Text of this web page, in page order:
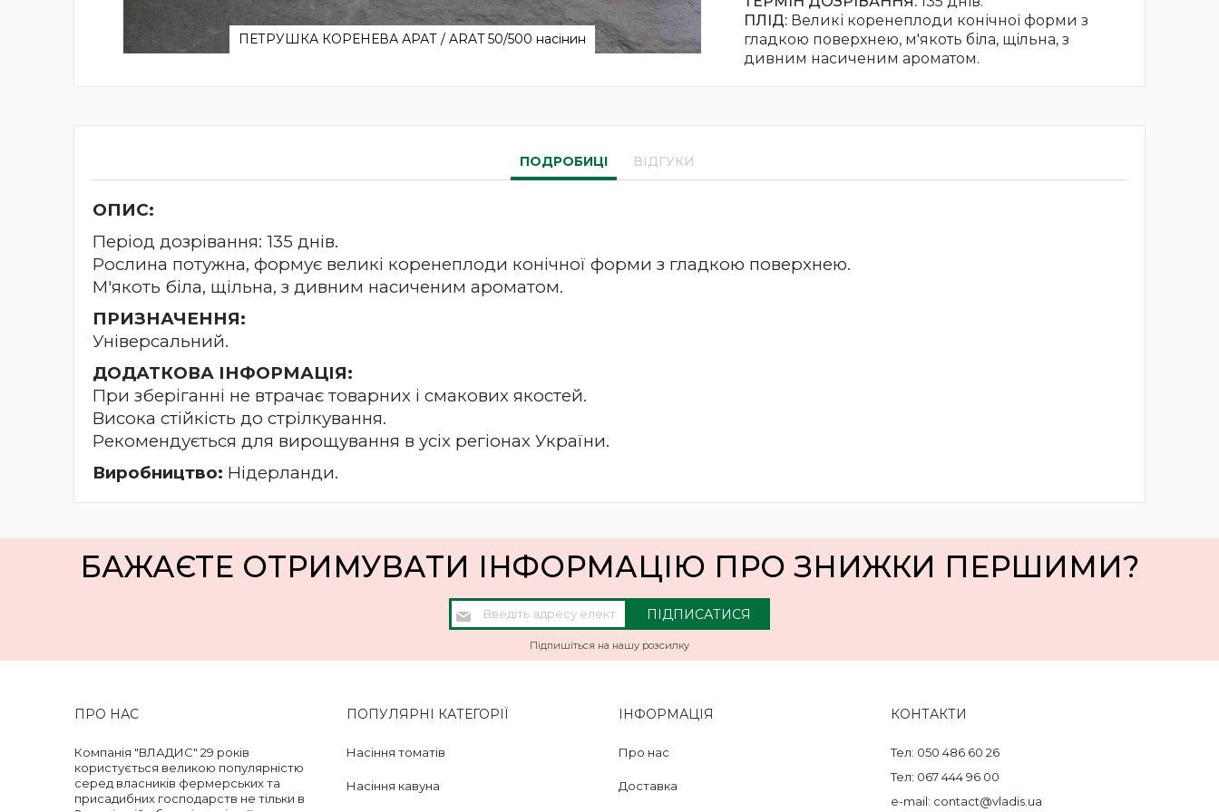
ПЕТРУШКА КОРЕНЕВА АРАТ / ARAT 50/500 насінин
початку
ПЛІД: Великі коренеплоди конічної форми з
гладкою поверхнею, м'якоть біла, щільна, з
дивним насиченим ароматом.
ПОДРОБИЦІ
ОПИС:
Період дозрівання: 135 днів.
Рослина потужна, формує великі коренеплоди конічної форми з гладкою поверхнею.
М'якоть біла, щільна, з дивним насиченим ароматом.
ПРИЗНАЧЕННЯ:
Універсальний.
ДОДАТКОВА ІНФОРМАЦІЯ:
При зберіганні не втрачає товарних і смакових якостей.
Висока стійкість до стрілкування.
Рекомендується для вирощування в усіх регіонах України.
Виробництво: Нідерланди.
ВІДГУКИ
БАЖАЄТЕ ОТРИМУВАТИ ІНФОРМАЦІЮ ПРО ЗНИЖКИ ПЕРШИМИ?
Підпишіться
на
розсилку
ПІДПИСАТИСЯ
Підпишіться на нашу розсилку
ПРО НАС
Компанія "ВЛАДИС" 29 років
користується великою популярністю
серед власників фермерських та
присадибних господарств не тільки в
ПОПУЛЯРНІ КАТЕГОРІЇ
Насіння томатів
Насіння кавуна
ІНФОРМАЦІЯ
Про нас
Доставка
КОНТАКТИ
Тел: 050 486 60 26
Тел: 067 444 96 00
e-mail: contact@vladis.ua